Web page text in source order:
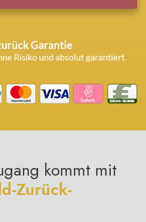
kommt mit
Zurück-